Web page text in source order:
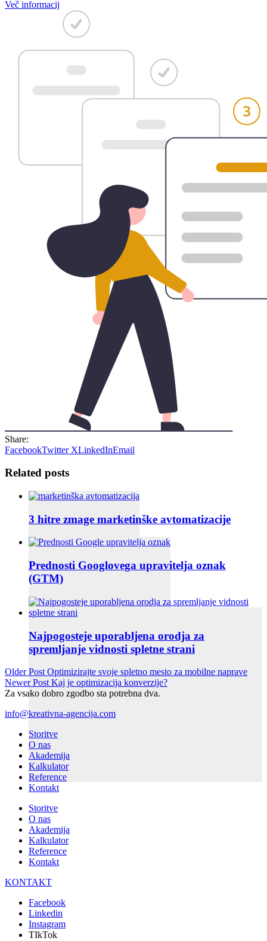
Več informacij
Share:
FacebookTwitter XLinkedInEmail
Related posts
3 hitre zmage marketinške avtomatizacije
Prednosti Googlovega upravitelja oznak
(GTM)
Najpogosteje uporabljena orodja za
spremljanje vidnosti spletne strani
Older Post Optimizirajte svoje spletno mesto za mobilne naprave
Newer Post Kaj je optimizacija konverzije?
Za vsako dobro zgodbo sta potrebna dva.
info@kreativna-agencija.com
Storitve
O nas
Akademija
Kalkulator
Reference
Kontakt
Storitve
O nas
Akademija
Kalkulator
Reference
Kontakt
KONTAKT
Facebook
Linkedin
Instagram
TIkTok